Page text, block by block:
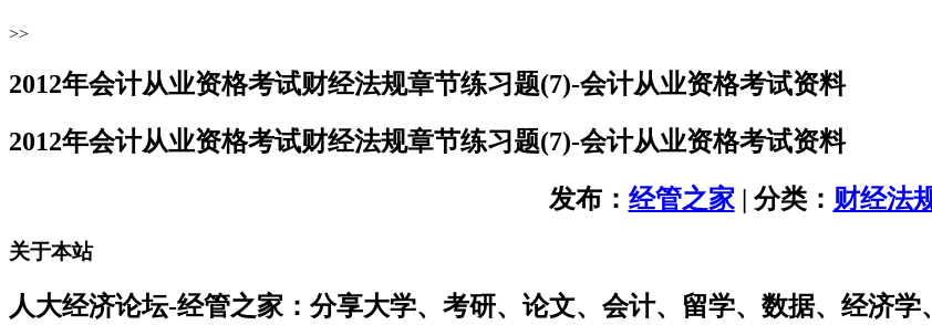
>>
2012年会计从业资格考试财经法规章节练习题(7)-会计从业资格考试资料
2012年会计从业资格考试财经法规章节练习题(7)-会计从业资格考试资料
发布： 经管之家 | 分类： 财经法
关于本站
人大经济论坛-经管之家：分享大学、考研、论文、会计、留学、数据、经济